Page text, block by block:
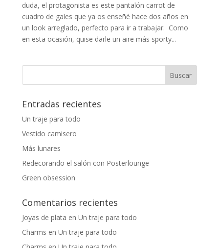
duda, el protagonista es este pantalón carrot de
cuadro de gales que ya os enseñé hace dos años en
un look arreglado, perfecto para ir a trabajar. Como
en esta ocasión, quise darle un aire más sporty...
Entradas recientes
Un traje para todo
Vestido camisero
Más lunares
Redecorando el salón con Posterlounge
Green obsession
Comentarios recientes
Joyas de plata en Un traje para todo
Charms en Un traje para todo